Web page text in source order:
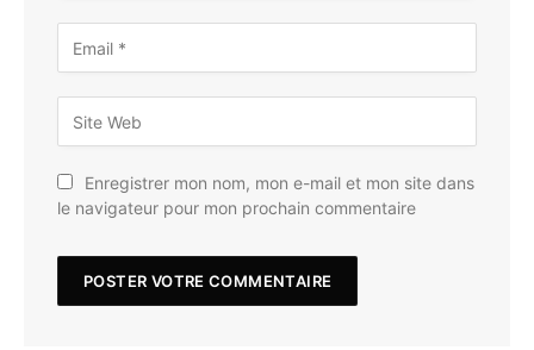
Enregistrer mon nom, mon e-mail et mon site dans
le navigateur pour mon prochain commentaire